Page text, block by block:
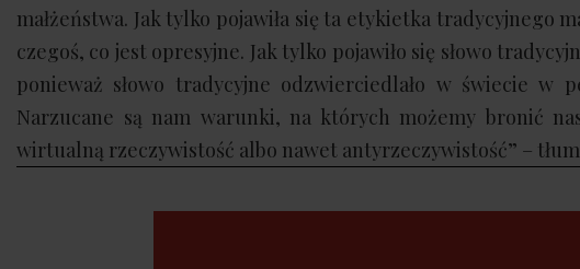
małżeństwa. Jak tylko pojawiła się ta etykietka tradycyjnego
czegoś, co jest opresyjne. Jak tylko pojawiło się słowo
ponieważ słowo tradycyjne odzwierciedlało w świecie w
Narzucane są nam warunki, na których możemy bronić
wirtualną rzeczywistość albo nawet antyrzeczywistość” –